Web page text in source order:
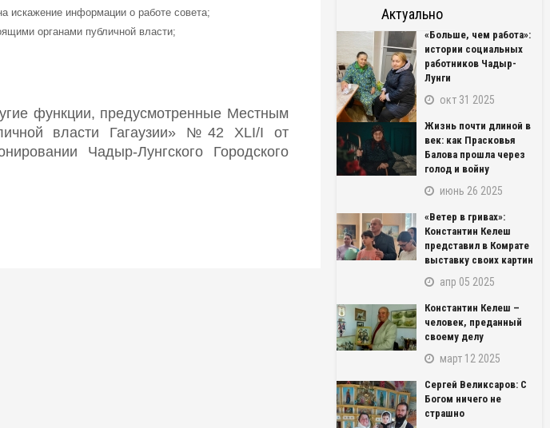
искажение информации о работе совета;
органами публичной власти;
функции, предусмотренные Местным
власти Гагаузии» №42 XLI/I от
Чадыр-Лунгского Городского
Актуально
«Больше, чем работа»:
истории социальных
работников Чадыр-
Лунги
окт 31 2025
Жизнь почти длиной в
век: как Прасковья
Балова прошла через
голод и войну
июнь 26 2025
«Ветер в гривах»:
Константин Келеш
представил в Комрате
выставку своих картин
апр 05 2025
Константин Келеш –
человек, преданный
своему делу
март 12 2025
Сергей Великсаров: С
Богом ничего не
страшно